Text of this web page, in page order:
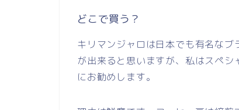
どこで買う？
キリマンジャロは日本でも有名な
が出来ると思いますが、私はスペ
にお勧めします。